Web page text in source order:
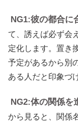
NG1:彼の都合に
て、誘えば必ず会
定化します。置き
予定があるから別
ある人だと印象づ
NG2:体の関係を
から見ると、関係